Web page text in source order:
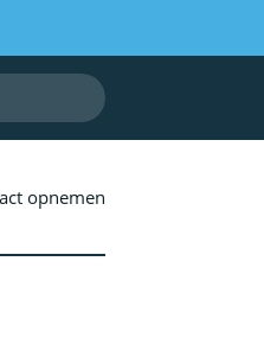
opnemen